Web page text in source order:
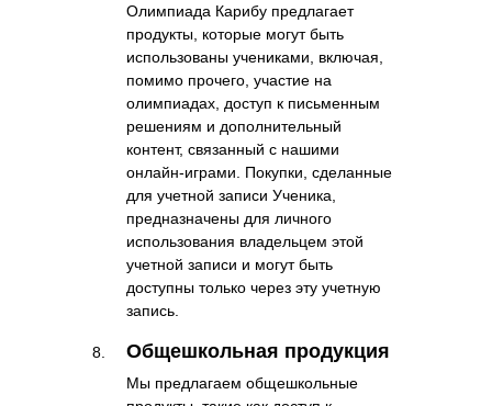
Олимпиада Карибу предлагает
продукты, которые могут быть
использованы учениками, включая,
помимо прочего, участие на
олимпиадах, доступ к письменным
решениям и дополнительный
контент, связанный с нашими
онлайн-играми. Покупки, сделанные
для учетной записи Ученика,
предназначены для личного
использования владельцем этой
учетной записи и могут быть
доступны только через эту учетную
запись.
Общешкольная продукция
Мы предлагаем общешкольные